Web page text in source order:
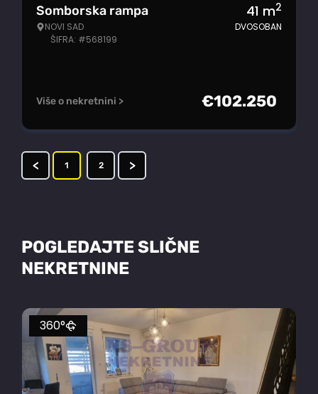
Somborska rampa
NOVI SAD
ŠIFRA: #568199
41 m2
DVOSOBAN
Više o nekretnini > €102.250
< 1 2 >
POGLEDAJTE SLIČNE
NEKRETNINE
360°